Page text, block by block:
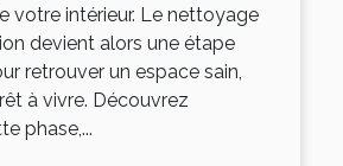
votre intérieur. Le nettoyage
devient alors une étape
retrouver un espace sain,
à vivre. Découvrez
phase,...